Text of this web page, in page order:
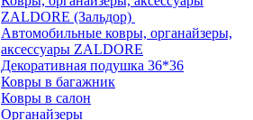
ZALDORE (Зальдор)
Автомобильные ковры, органайзеры,
аксессуары ZALDORE
Декоративная подушка 36*36
Ковры в багажник
Ковры в салон
Органайзеры